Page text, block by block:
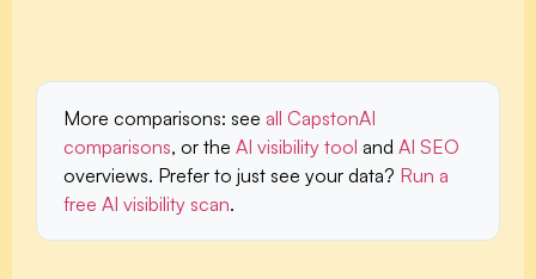
More comparisons: see all CapstonAI
comparisons, or the AI visibility tool and AI SEO
overviews. Prefer to just see your data? Run a
free AI visibility scan.